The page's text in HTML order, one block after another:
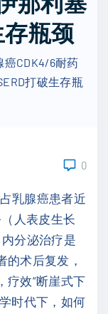
存瓶颈
癌CDK4/6耐药
打破生存瓶
0
乳腺癌患者近
人表皮生长
分泌治疗是
的术后复发，
疗效“断崖式下
时代下，如何